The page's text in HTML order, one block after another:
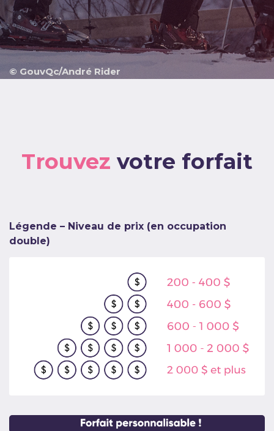
© GouvQc/André Rider
Trouvez votre forfait
Légende – Niveau de prix (en occupation
double)